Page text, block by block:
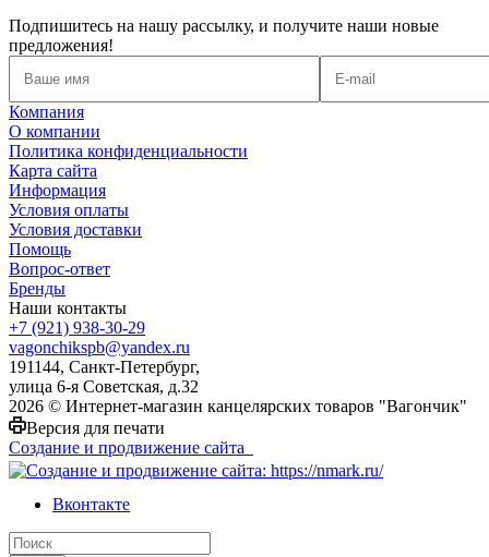
Подпишитесь на нашу рассылку, и получите наши новые
предложения!
Компания
О компании
Политика конфиденциальности
Карта сайта
Информация
Условия оплаты
Условия доставки
Помощь
Вопрос-ответ
Бренды
Наши контакты
+7 (921) 938-30-29
vagonchikspb@yandex.ru
191144, Санкт-Петербург,
улица 6-я Советская, д.32
2026 © Интернет-магазин канцелярских товаров "Вагончик"
Версия для печати
Создание и продвижение сайта
Вконтакте